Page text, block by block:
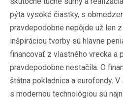
pýta vysoké čiastky, s
pravdepodobne nepôjde už len
inšpiráciou tvorby sú hlavne
financovať z vlastného vrecka a
pravdepodobne nestačila. O
štátna pokladnica a eurofondy.
s modernou technológiou sú